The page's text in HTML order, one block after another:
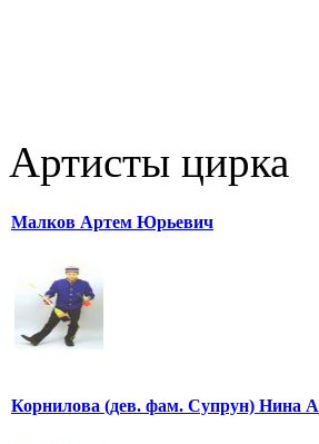
Артисты цирка
Малков Артем Юрьевич
Корнилова (дев. фам. Супрун) Нина А